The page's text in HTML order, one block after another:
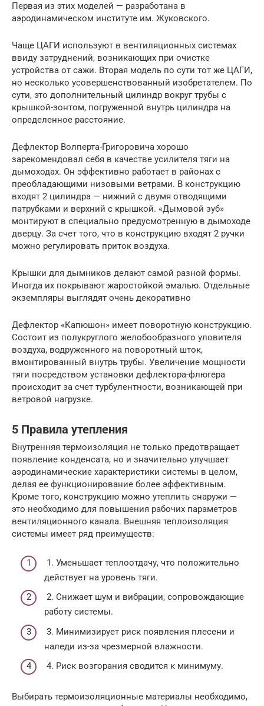
Первая из этих моделей — разработана в
аэродинамическом институте им. Жуковского.
Чаще ЦАГИ используют в вентиляционных системах
ввиду затруднений, возникающих при очистке
устройства от сажи. Вторая модель по сути тот же ЦАГИ,
но несколько усовершенствованный изобретателем. По
сути, это дополнительный цилиндр вокруг трубы с
крышкой-зонтом, погруженной внутрь цилиндра на
определенное расстояние.
Дефлектор Волперта-Григоровича хорошо
зарекомендовал себя в качестве усилителя тяги на
дымоходах. Он эффективно работает в районах с
преобладающими низовыми ветрами. В конструкцию
входят 2 цилиндра — нижний с двумя отводящими
патрубками и верхний с крышкой. «Дымовой зуб»
монтируют в специально предусмотренную в дымоходе
дверцу. За счет того, что в конструкцию входят 2 ручки
можно регулировать приток воздуха.
Крышки для дымников делают самой разной формы.
Иногда их покрывают жаростойкой эмалью. Отдельные
экземпляры выглядят очень декоративно
Дефлектор «Капюшон» имеет поворотную конструкцию.
Состоит из полукруглого желобообразного уловителя
воздуха, водруженного на поворотный шток,
вмонтированный внутрь трубы. Увеличение мощности
тяги посредством установки дефлектора-флюгера
происходит за счет турбулентности, возникающей при
ветровой нагрузке.
5 Правила утепления
Внутренняя термоизоляция не только предотвращает
появление конденсата, но и значительно улучшает
аэродинамические характеристики системы в целом,
делая ее функционирование более эффективным.
Кроме того, конструкцию можно утеплить снаружи —
это необходимо для повышения рабочих параметров
вентиляционного канала. Внешняя теплоизоляция
системы имеет ряд преимуществ:
1. Уменьшает теплоотдачу, что положительно
действует на уровень тяги.
2. Снижает шум и вибрации, сопровождающие
работу системы.
3. Минимизирует риск появления плесени и
наледи из-за чрезмерной влажности.
4. Риск возгорания сводится к минимуму.
Выбирать термоизоляционные материалы необходимо,